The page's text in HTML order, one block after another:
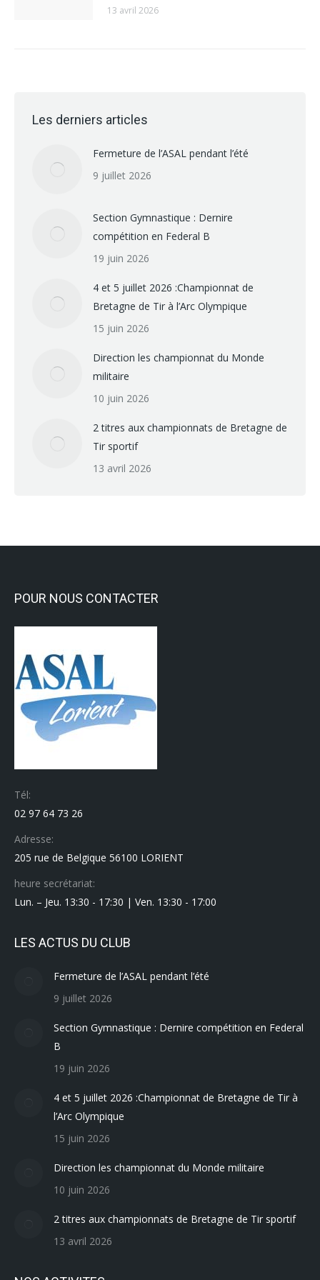
13 avril 2026
Les derniers articles
Fermeture de l’ASAL pendant l’été
9 juillet 2026
Section Gymnastique : Dernire
compétition en Federal B
19 juin 2026
4 et 5 juillet 2026 :Championnat de
Bretagne de Tir à l’Arc Olympique
15 juin 2026
Direction les championnat du Monde
militaire
10 juin 2026
2 titres aux championnats de Bretagne de
Tir sportif
13 avril 2026
POUR NOUS CONTACTER
Tél:
02 97 64 73 26
Adresse:
205 rue de Belgique 56100 LORIENT
heure secrétariat:
Lun. – Jeu. 13:30 - 17:30 | Ven. 13:30 - 17:00
LES ACTUS DU CLUB
Fermeture de l’ASAL pendant l’été
9 juillet 2026
Section Gymnastique : Dernire compétition en Federal
B
19 juin 2026
4 et 5 juillet 2026 :Championnat de Bretagne de Tir à
l’Arc Olympique
15 juin 2026
Direction les championnat du Monde militaire
10 juin 2026
2 titres aux championnats de Bretagne de Tir sportif
13 avril 2026